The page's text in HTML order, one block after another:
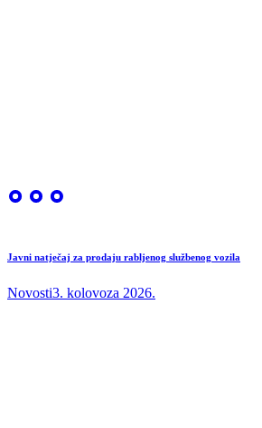
Javni natječaj za prodaju rabljenog službenog vozila
Novosti3. kolovoza 2026.